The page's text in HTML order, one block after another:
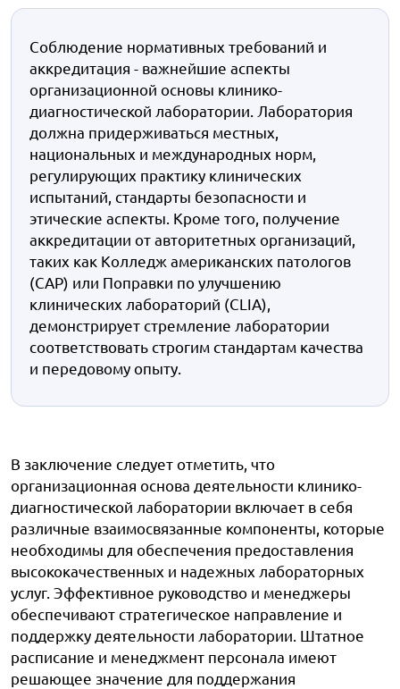
Соблюдение нормативных требований и
аккредитация - важнейшие аспекты
организационной основы клинико-
диагностической лаборатории. Лаборатория
должна придерживаться местных,
национальных и международных норм,
регулирующих практику клинических
испытаний, стандарты безопасности и
этические аспекты. Кроме того, получение
аккредитации от авторитетных организаций,
таких как Колледж американских патологов
(CAP) или Поправки по улучшению
клинических лабораторий (CLIA),
демонстрирует стремление лаборатории
соответствовать строгим стандартам качества
и передовому опыту.
В заключение следует отметить, что
организационная основа деятельности клинико-
диагностической лаборатории включает в себя
различные взаимосвязанные компоненты, которые
необходимы для обеспечения предоставления
высококачественных и надежных лабораторных
услуг. Эффективное руководство и менеджеры
обеспечивают стратегическое направление и
поддержку деятельности лаборатории. Штатное
расписание и менеджмент персонала имеют
решающее значение для поддержания